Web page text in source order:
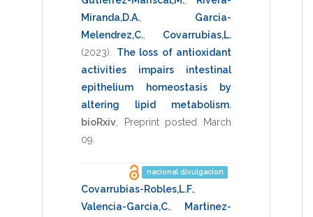
Miranda,D.A.
Garcia-
Melendrez,C.
Covarrubias,L.
(2023)
The loss of antioxidant
activities impairs intestinal
epithelium homeostasis by
altering lipid metabolism.
bioRxiv
Preprint posted March
09
nacional divulgacion
Covarrubias-Robles,L.F.
Valencia-Garcia,C.
Martinez-